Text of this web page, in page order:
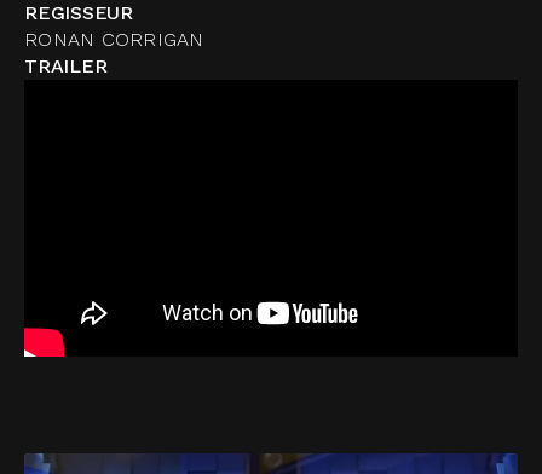
REGISSEUR
RONAN CORRIGAN
TRAILER